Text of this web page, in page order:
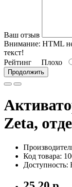
Ваш отзыв
Внимание: HTML
текст!
Рейтинг Плохо
Продолжить
Zeta,
Код товара:
Доступность: